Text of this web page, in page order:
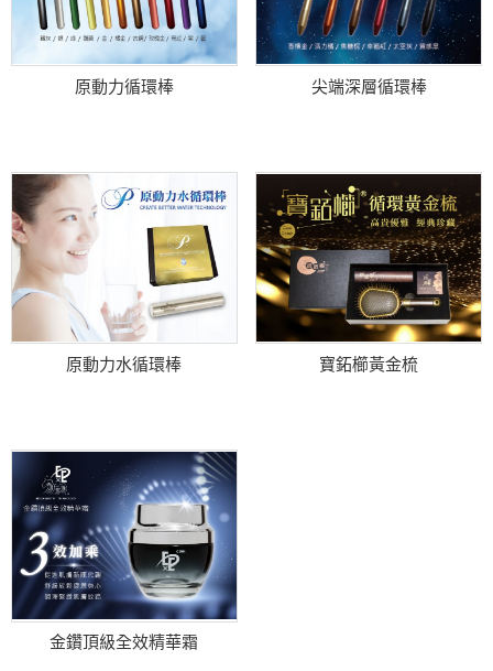
原動力循環棒 尖端深層循環棒
原動力水循環棒 寶鉐櫛黃金梳
金鑽頂級全效精華霜